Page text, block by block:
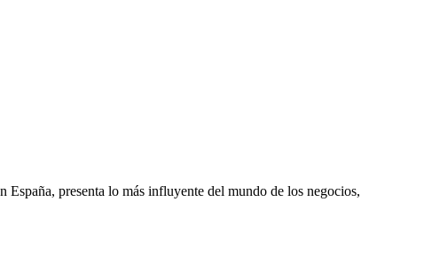
presenta lo más influyente del mundo de los negocios,